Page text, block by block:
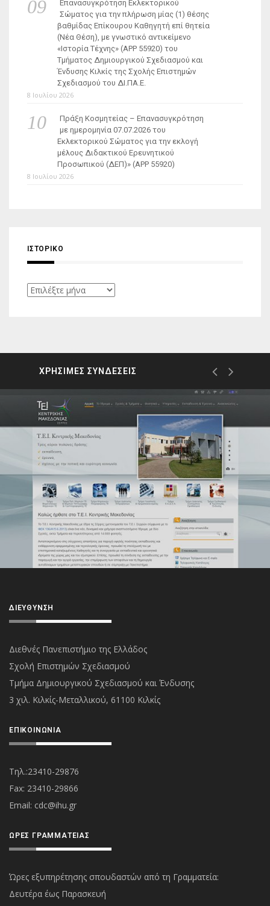
Επανασυγκρότηση Εκλεκτορικού
Σώματος για την πλήρωση μίας (1) θέσης
βαθμίδας Επίκουρου Καθηγητή επί θητεία
(Νέα Θέση), με γνωστικό αντικείμενο
«Ιστορία Τέχνης» (ΑΡΡ 55920) του
Τμήματος Δημιουργικού Σχεδιασμού και
Ένδυσης Κιλκίς της Σχολής Επιστημών
Σχεδιασμού του ΔΙ.ΠΑ.Ε.
8 Ιουλίου 2026
Πράξη Κοσμητείας – Επανασυγκρότηση
με ημερομηνία 07.07.2026 του
Εκλεκτορικού Σώματος για την εκλογή
μέλους Διδακτικού Ερευνητικού
Προσωπικού (ΔΕΠ)» (APP 55920)
8 Ιουλίου 2026
ΙΣΤΟΡΙΚΌ
Ιστορικό
ΧΡΗΣΙΜΕΣ ΣΥΝΔΕΣΕΙΣ
ΔΙΕΎΘΥΝΣΗ
Διεθνές Πανεπιστήμιο της Ελλάδος
Σχολή Επιστημών Σχεδιασμού
Τμήμα Δημιουργικού Σχεδιασμού και Ένδυσης
3 χιλ. Κιλκίς-Μεταλλικού, 61100 Κιλκίς
ΕΠΙΚΟΙΝΩΝΊΑ
Τηλ.:23410-29876
Fax: 23410-29866
Εmail: cdc@ihu.gr
ΏΡΕΣ ΓΡΑΜΜΑΤΕΊΑΣ
Ώρες εξυπηρέτησης σπουδαστών από τη Γραμματεία:
Δευτέρα έως Παρασκευή